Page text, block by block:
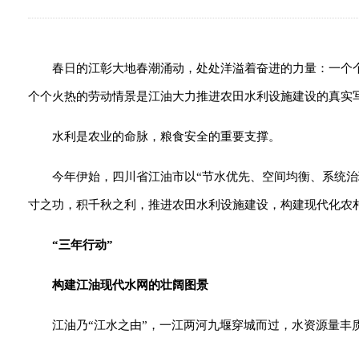
春日的江彰大地春潮涌动，处处洋溢着奋进的力量：一
个个火热的劳动情景是江油大力推进农田水利设施建设的真实
水利是农业的命脉，粮食安全的重要支撑。
今年伊始，四川省江油市以“节水优先、空间均衡、系统
寸之功，积千秋之利，推进农田水利设施建设，构建现代化
“三年行动”
构建江油现代水网的壮阔图景
江油乃“江水之由”，一江两河九堰穿城而过，水资源量